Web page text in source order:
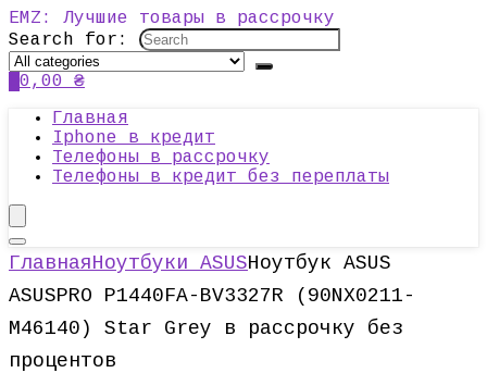
EMZ: Лучшие товары в рассрочку
Search for:
0,00 ₴
Главная
Iphone в кредит
Телефоны в рассрочку
Телефоны в кредит без переплаты
ГлавнаяНоутбуки ASUSНоутбук ASUS
ASUSPRO P1440FA-BV3327R (90NX0211-
M46140) Star Grey в рассрочку без
процентов